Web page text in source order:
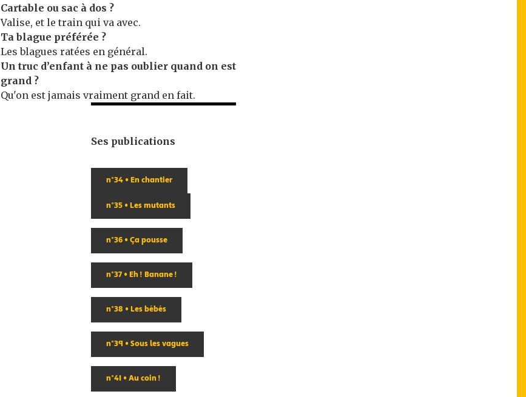
Cartable ou sac à dos ?
Valise, et le train qui va avec.
Ta blague préférée ?
Les blagues ratées en général.
Un truc d’enfant à ne pas oublier quand on est
grand ?
Qu'on est jamais vraiment grand en fait.
Ses publications
n°34 • En chantier
n°35 • Les mutants
n°36 • Ça pousse
n°37 • Eh ! Banane !
n°38 • Les bébés
n°39 • Sous les vagues
n°41 • Au coin !